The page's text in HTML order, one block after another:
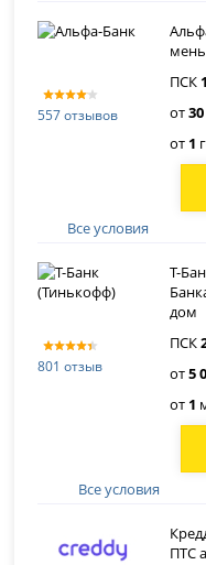
557 отзывов
ПСК
от
от 1
Все условия
801 отзыв
Т-
дом
ПСК
от5
от 1
Все условия
ПТС